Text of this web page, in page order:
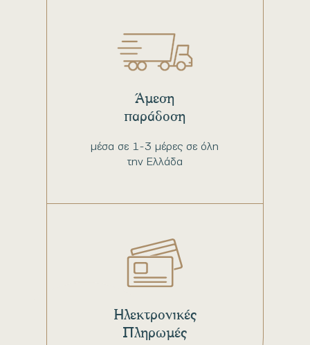
μέσα σε 1-3 μέρες σε όλη
την Ελλάδα
Άμεση
παράδοση
Ηλεκτρονικές
Πληρωμές